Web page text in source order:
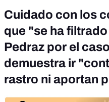
Cuidado con los
que "se ha
Pedraz por el
demuestra ir
rastro ni aportan